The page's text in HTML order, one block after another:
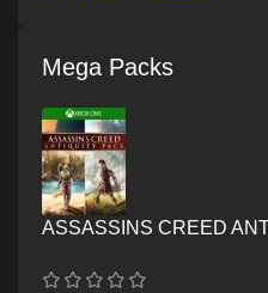
Mega Packs
ASSASSINS CREED